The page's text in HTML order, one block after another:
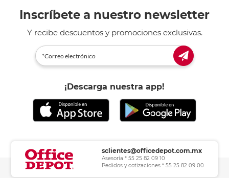
Inscríbete a nuestro newsletter
Y recibe descuentos y promociones exclusivas.
¡Descarga nuestra app!
sclientes@officedepot.com.mx
Asesoría * 55 25 82 09 10
Pedidos y cotizaciones * 55 25 82 09 00